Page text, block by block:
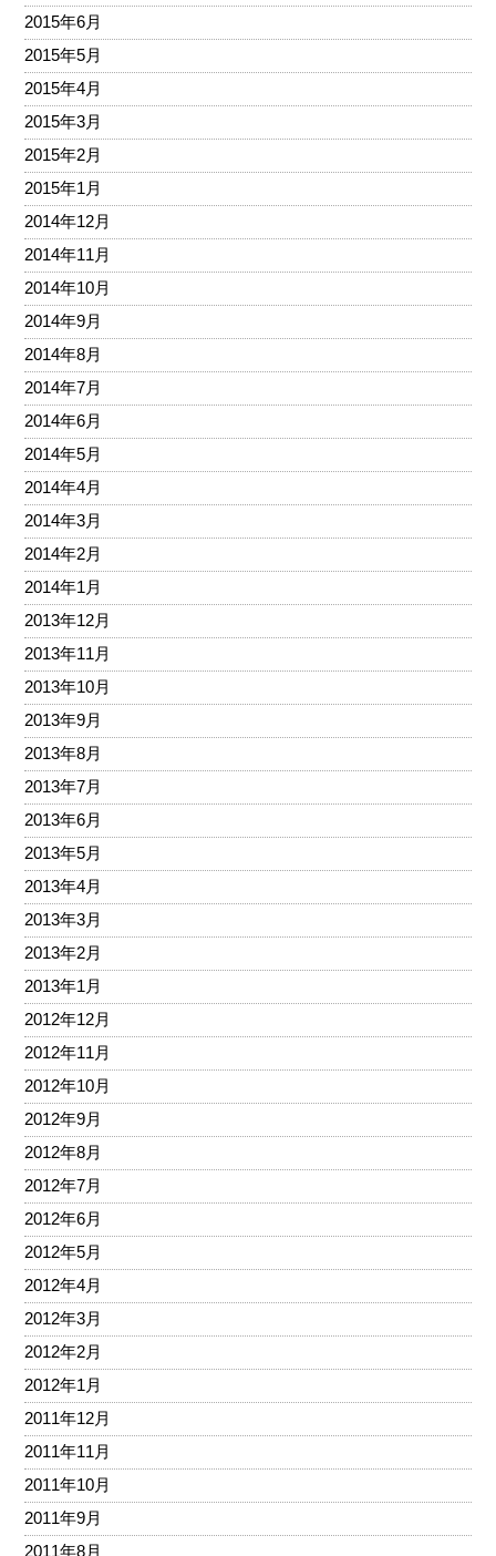
2015年6月
2015年5月
2015年4月
2015年3月
2015年2月
2015年1月
2014年12月
2014年11月
2014年10月
2014年9月
2014年8月
2014年7月
2014年6月
2014年5月
2014年4月
2014年3月
2014年2月
2014年1月
2013年12月
2013年11月
2013年10月
2013年9月
2013年8月
2013年7月
2013年6月
2013年5月
2013年4月
2013年3月
2013年2月
2013年1月
2012年12月
2012年11月
2012年10月
2012年9月
2012年8月
2012年7月
2012年6月
2012年5月
2012年4月
2012年3月
2012年2月
2012年1月
2011年12月
2011年11月
2011年10月
2011年9月
2011年8月